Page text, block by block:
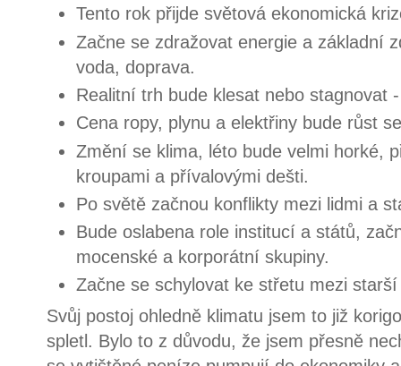
Tento rok přijde světová ekonomická
Začne se zdražovat energie a základní
voda, doprava.
Realitní trh bude klesat nebo stagnovat
Cena ropy, plynu a elektřiny bude růst
Změní se klima, léto bude velmi horké,
kroupami a přívalovými dešti.
Po světě začnou konflikty mezi lidmi a
Bude oslabena role institucí a států,
mocenské a korporátní skupiny.
Začne se schylovat ke střetu mezi
Svůj postoj ohledně klimatu jsem to již
spletl. Bylo to z důvodu, že jsem přesně